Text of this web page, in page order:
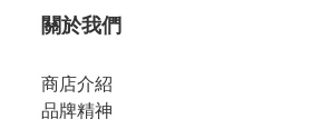
關於我們
商店介紹
品牌精神